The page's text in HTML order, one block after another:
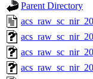
Parent Directory